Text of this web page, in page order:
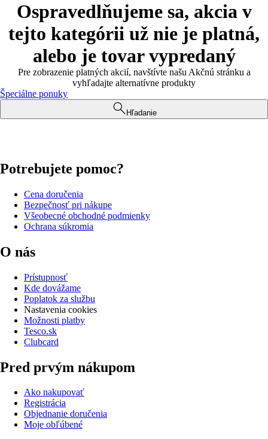
Ospravedlňujeme sa, akcia v
tejto kategórii už nie je platná,
alebo je tovar vypredaný
Pre zobrazenie platných akcií, navštívte našu Akčnú stránku a
vyhľadajte alternatívne produkty
Špeciálne ponuky
Hľadanie
Potrebujete pomoc?
Cena doručenia
Bezpečnosť pri nákupe
Všeobecné obchodné podmienky
Ochrana súkromia
O nás
Prístupnosť
Kde dovážame
Poplatok za službu
Nastavenia cookies
Možnosti platby
Tesco.sk
Clubcard
Pred prvým nákupom
Ako nakupovať
Registrácia
Objednanie doručenia
Moje obľúbené